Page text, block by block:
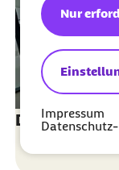
Nur
Impressum
Die Aufgaben